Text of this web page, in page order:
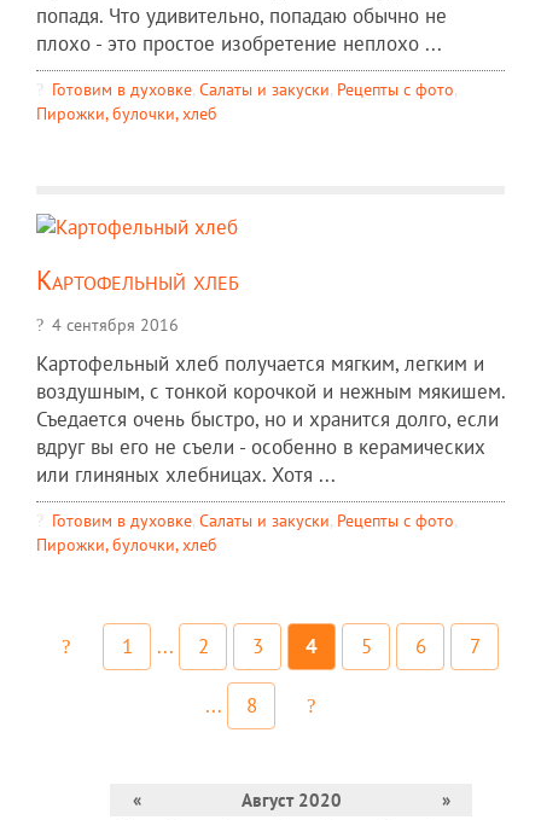
попадя. Что удивительно, попадаю обычно не
плохо - это простое изобретение неплохо ...
Готовим в духовке, Салаты и закуски, Рецепты c фото,
Пирожки, булочки, хлеб
Картофельный хлеб
4 сентября 2016
Картофельный хлеб получается мягким, легким и
воздушным, с тонкой корочкой и нежным мякишем.
Съедается очень быстро, но и хранится долго, если
вдруг вы его не съели - особенно в керамических
или глиняных хлебницах. Хотя ...
Готовим в духовке, Салаты и закуски, Рецепты c фото,
Пирожки, булочки, хлеб
1 ... 2 3 4 5 6 7
... 8
« Август 2020
»